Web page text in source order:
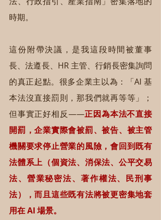
時期。
這份附帶決議，是我這段時間被董事
長、法遵長、HR 主管、行銷長密集詢問
的真正起點。很多企業主以為：「AI 基
本法沒直接罰則，那我們就再等等」；
但事實正好相反——正因為本法不直接
開罰，企業實際會被罰、被告、被主管
機關要求停止營業的風險，會回到既有
法體系上（個資法、消保法、公平交易
法、營業秘密法、著作權法、民刑事
法），而且這些既有法將被更密集地套
用在 AI 場景。